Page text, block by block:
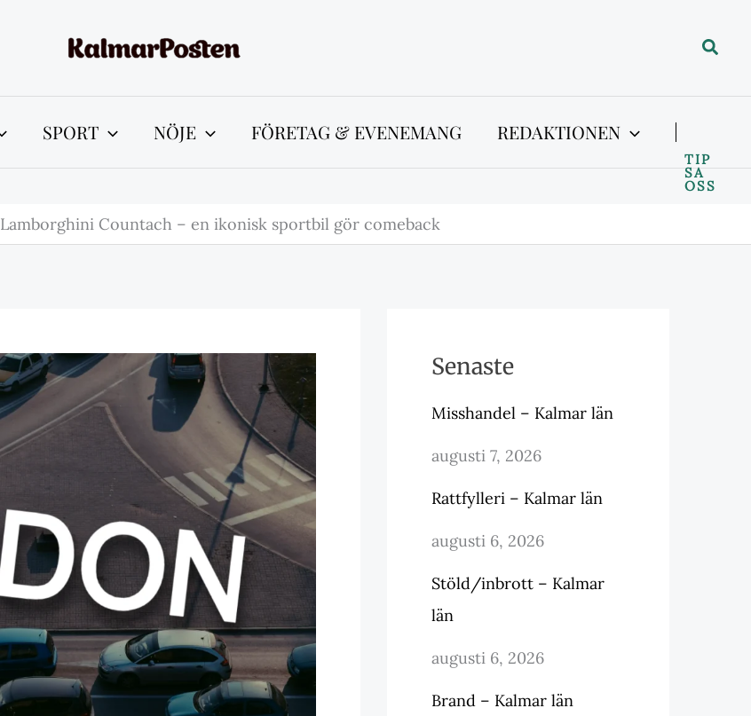
Sök
SPORT NÖJE FÖRETAG & EVENEMANG REDAKTIONEN
TIP
SA
OSS
Lamborghini Countach – en ikonisk sportbil gör comeback
Senaste
Misshandel – Kalmar län
augusti 7, 2026
Rattfylleri – Kalmar län
augusti 6, 2026
Stöld/inbrott – Kalmar
län
augusti 6, 2026
Brand – Kalmar län